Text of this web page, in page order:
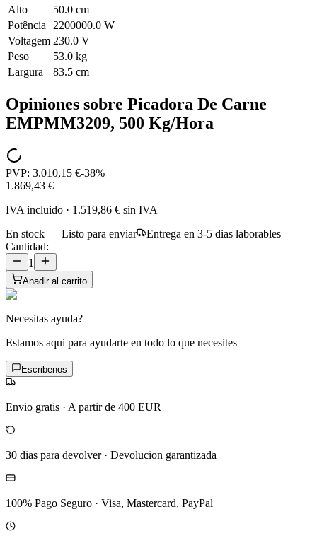
Alto
50.0 cm
Potência
2200000.0 W
Voltagem 230.0 V
Peso
53.0 kg
Largura
83.5 cm
Opiniones sobre Picadora De Carne
EMPMM3209, 500 Kg/Hora
PVP: 3.010,15 €-38%
1.869,43 €
IVA incluido · 1.519,86 € sin IVA
En stock — Listo para enviar
Entrega en 3-5 dias laborables
Cantidad:
1
Anadir al carrito
Necesitas ayuda?
Estamos aqui para ayudarte en todo lo que necesites
Escribenos
Envio gratis · A partir de 400 EUR
30 dias para devolver· Devolucion garantizada
100% Pago Seguro · Visa, Mastercard, PayPal